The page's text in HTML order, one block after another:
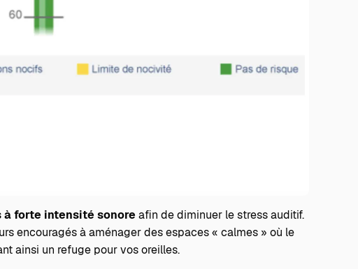
à forte intensité sonoreafin de diminuer le stress auditif.
encouragés à aménager des espaces « calmes » où le
ainsi un refuge pour vos oreilles.